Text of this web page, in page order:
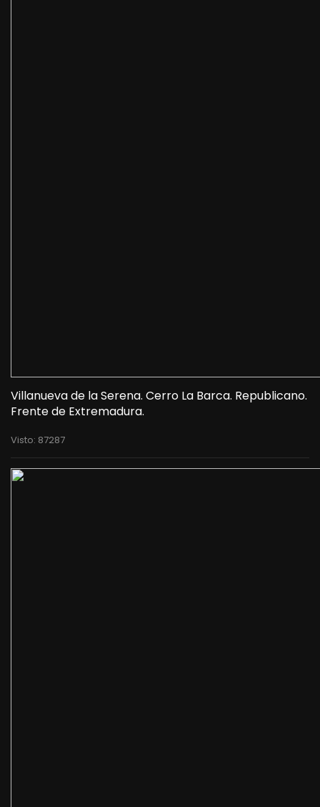
Villanueva de la Serena. Cerro La Barca. Republicano.
Frente de Extremadura.
Visto: 87287